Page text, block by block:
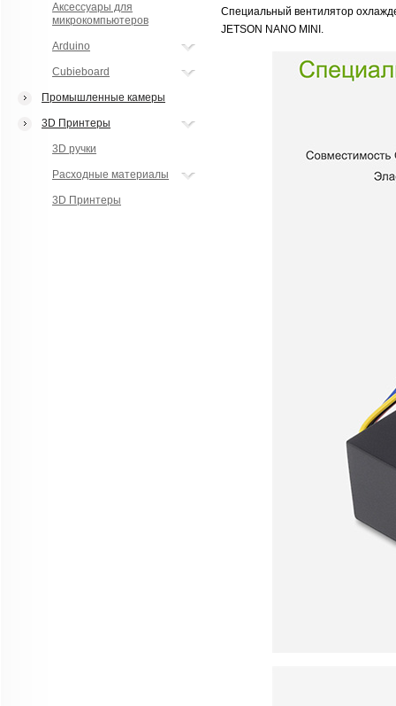
Аксессуары для
микрокомпьютеров
Arduino
Cubieboard
Промышленные камеры
3D Принтеры
3D ручки
Расходные материалы
3D Принтеры
Специальный вентилятор
JETSON NANO MINI.